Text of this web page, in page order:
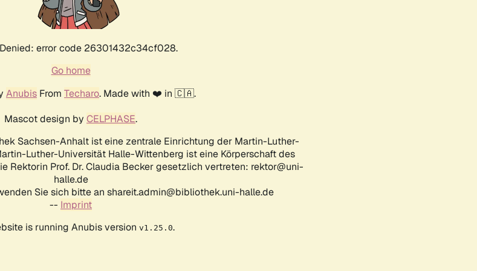
error code 26301432c34cf028.
Go home
Anubis From Techaro. Made with ❤️ in 🇨🇦.
Mascot design by CELPHASE.
Sachsen-Anhalt ist eine zentrale Einrichtung der Martin-Luther-
Luther-Universität Halle-Wittenberg ist eine Körperschaft des
Rektorin Prof. Dr. Claudia Becker gesetzlich vertreten: rektor@uni-
halle.de
Sie sich bitte an shareit.admin@bibliothek.uni-halle.de
-- Imprint
is running Anubis version v1.25.0.